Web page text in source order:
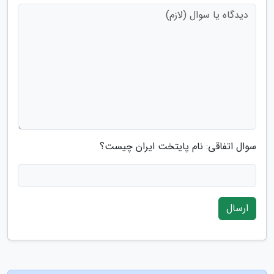
سوال اتفاقی: نام پایتخت ایران چیست؟
ارسال